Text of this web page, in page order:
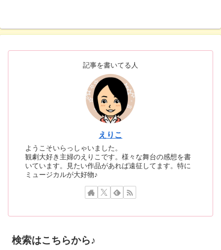
記事を書いてる人
えりこ
ようこそいらっしゃいました。
観劇大好き主婦のえりこです。様々な舞台の感想を書
いています。見たい作品があれば遠征してます。特に
ミュージカルが大好物♪
検索はこちらから♪